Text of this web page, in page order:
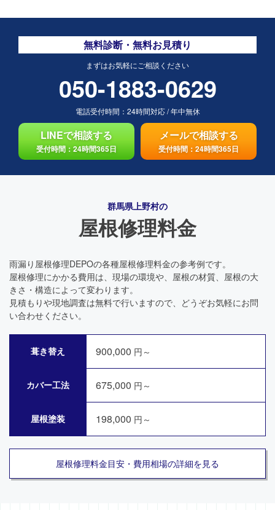
無料診断・無料お見積り
まずはお気軽にご相談ください
050-1883-0629
電話受付時間： 24時間対応/年中無休
LINEで相談する
受付時間：24時間365日
メールで相談する
受付時間：24時間365日
群馬県上野村の
屋根修理料金
雨漏り屋根修理DEPOの各種屋根修理料金の参考例です。
屋根修理にかかる費用は、現場の環境や、屋根の材質、屋根の大
きさ・構造によって変わります。
見積もりや現地調査は無料で行いますので、どうぞお気軽にお問
い合わせください。
葺き替え 900,000 円～
カバー工法 675,000 円～
屋根塗装 198,000 円～
屋根修理料金目安・費用相場の詳細を見る